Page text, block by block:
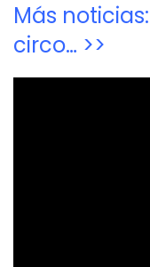
Más
circo… >>